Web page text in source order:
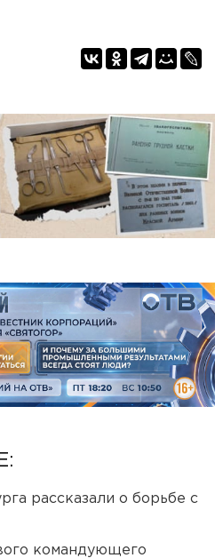
рассказали о борьбе с
командующего